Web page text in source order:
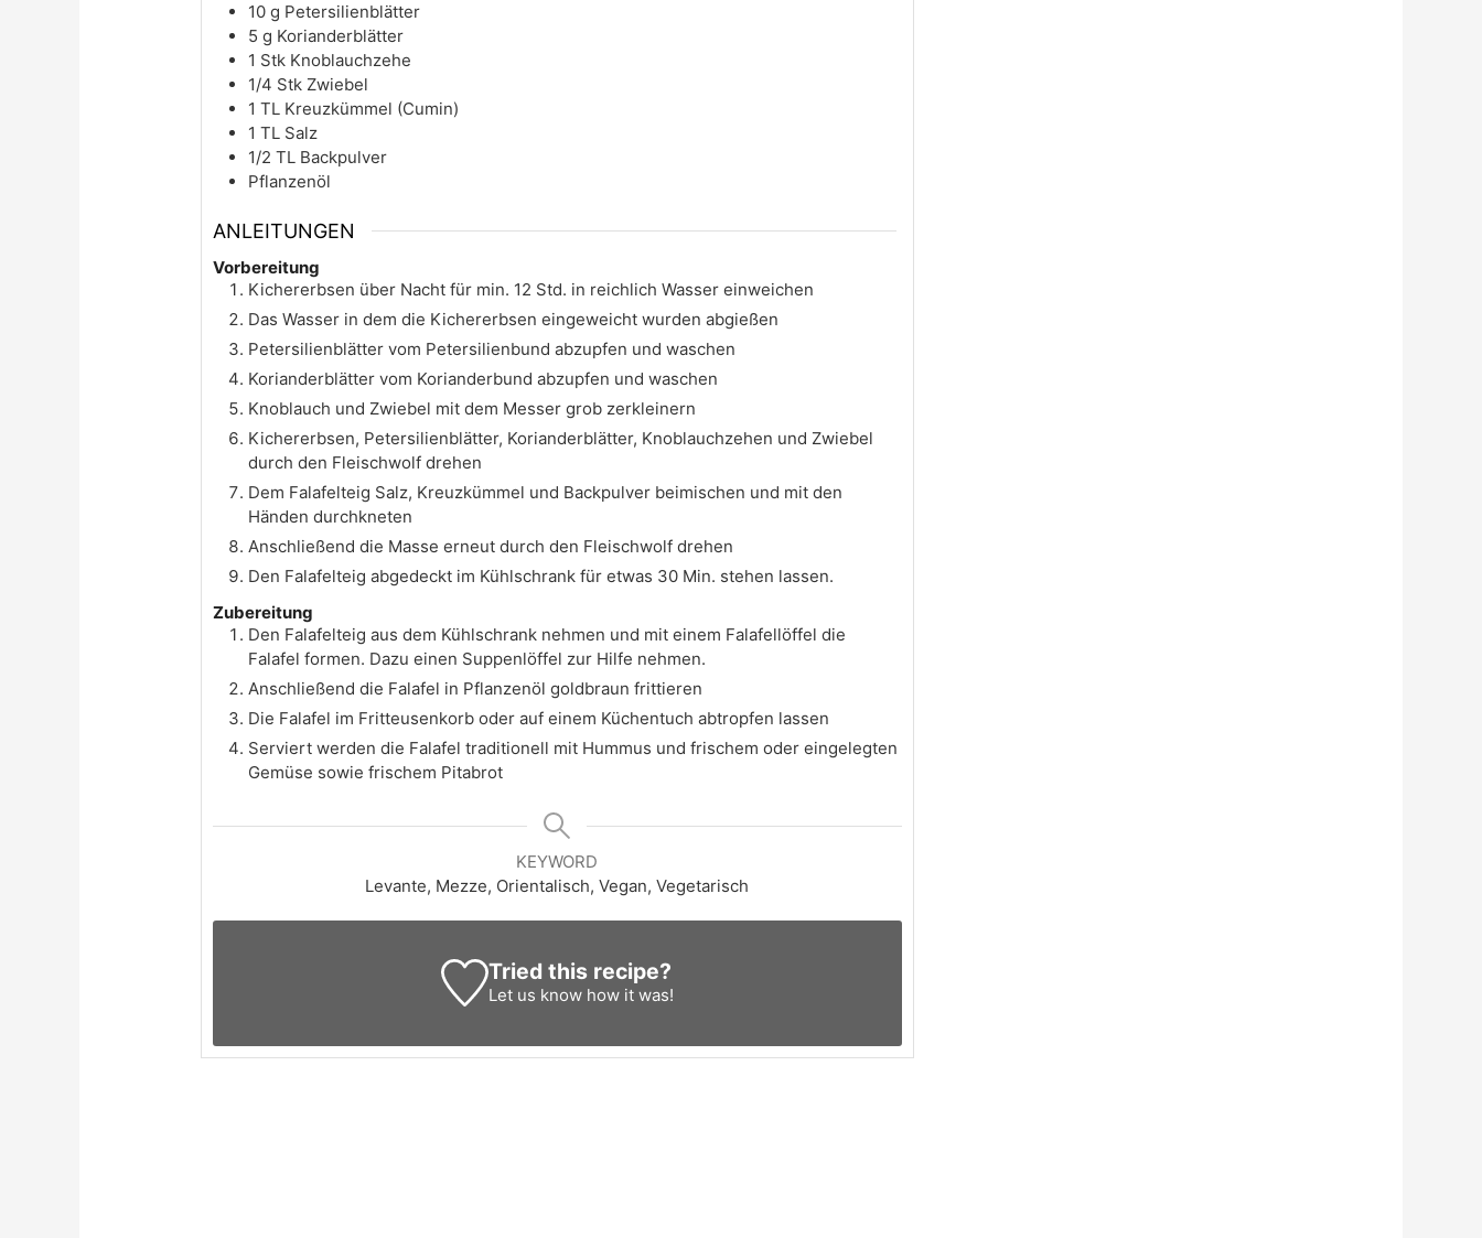
10 g Petersilienblätter
5 g Korianderblätter
1 Stk Knoblauchzehe
1/4 Stk Zwiebel
1 TL Kreuzkümmel (Cumin)
1 TL Salz
1/2 TL Backpulver
Pflanzenöl
ANLEITUNGEN
Vorbereitung
Kichererbsen über Nacht für min. 12 Std. in reichlich Wasser einweichen
Das Wasser in dem die Kichererbsen eingeweicht wurden abgießen
Petersilienblätter vom Petersilienbund abzupfen und waschen
Korianderblätter vom Korianderbund abzupfen und waschen
Knoblauch und Zwiebel mit dem Messer grob zerkleinern
Kichererbsen, Petersilienblätter, Korianderblätter, Knoblauchzehen und Zwiebel
durch den Fleischwolf drehen
Dem Falafelteig Salz, Kreuzkümmel und Backpulver beimischen und mit den
Händen durchkneten
Anschließend die Masse erneut durch den Fleischwolf drehen
Den Falafelteig abgedeckt im Kühlschrank für etwas 30 Min. stehen lassen.
Zubereitung
Den Falafelteig aus dem Kühlschrank nehmen und mit einem Falafellöffel die
Falafel formen. Dazu einen Suppenlöffel zur Hilfe nehmen.
Anschließend die Falafel in Pflanzenöl goldbraun frittieren
Die Falafel im Fritteusenkorb oder auf einem Küchentuch abtropfen lassen
Serviert werden die Falafel traditionell mit Hummus und frischem oder eingelegten
Gemüse sowie frischem Pitabrot
KEYWORD
Levante, Mezze, Orientalisch, Vegan, Vegetarisch
Tried this recipe?
Let us knowhow it was!